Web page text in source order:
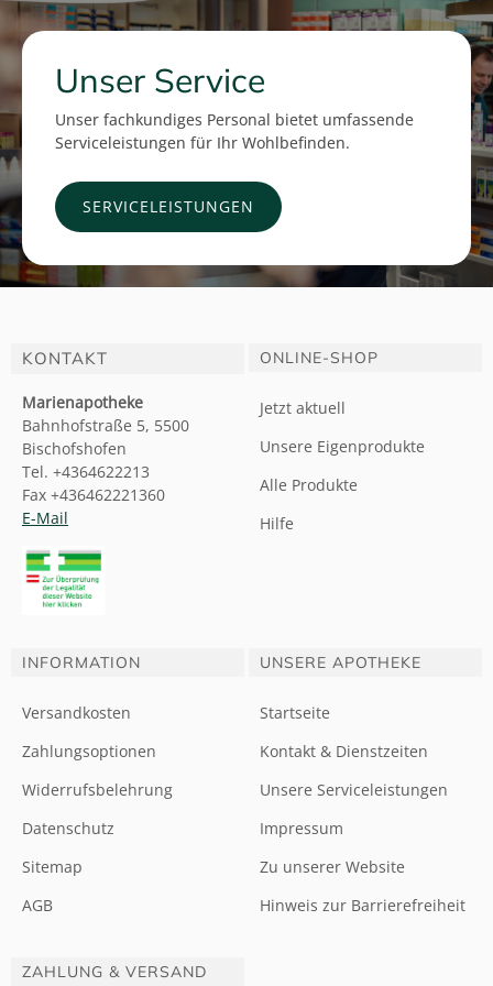
Unser Service
Unser fachkundiges Personal bietet umfassende
Serviceleistungen für Ihr Wohlbefinden.
SERVICELEISTUNGEN
KONTAKT
Marienapotheke
Bahnhofstraße 5, 5500
Bischofshofen
Tel. +4364622213
Fax +436462221360
E-Mail
ONLINE-SHOP
Jetzt aktuell
Unsere Eigenprodukte
Alle Produkte
Hilfe
INFORMATION
Versandkosten
Zahlungsoptionen
Widerrufsbelehrung
Datenschutz
Sitemap
AGB
UNSERE APOTHEKE
Startseite
Kontakt & Dienstzeiten
Unsere Serviceleistungen
Impressum
Zu unserer Website
Hinweis zur Barrierefreiheit
ZAHLUNG & VERSAND